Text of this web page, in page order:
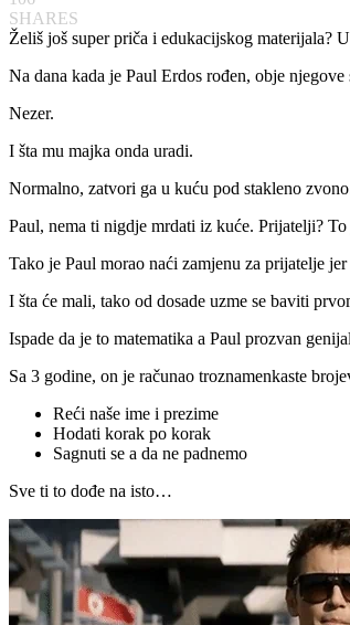
SHARES
Želiš još super priča i edukacijskog materijala?
Na dana kada je Paul Erdos rođen, obje njegove
Nezer.
I šta mu majka onda uradi.
Normalno, zatvori ga u kuću pod stakleno
Paul, nema ti nigdje mrdati iz kuće. Prijatelji?
Tako je Paul morao naći zamjenu za prijatelje
I šta će mali, tako od dosade uzme se baviti
Ispade da je to matematika a Paul prozvan
Sa 3 godine, on je računao troznamenkaste
Reći naše ime i prezime
Hodati korak po korak
Sagnuti se a da ne padnemo
Sve ti to dođe na isto…